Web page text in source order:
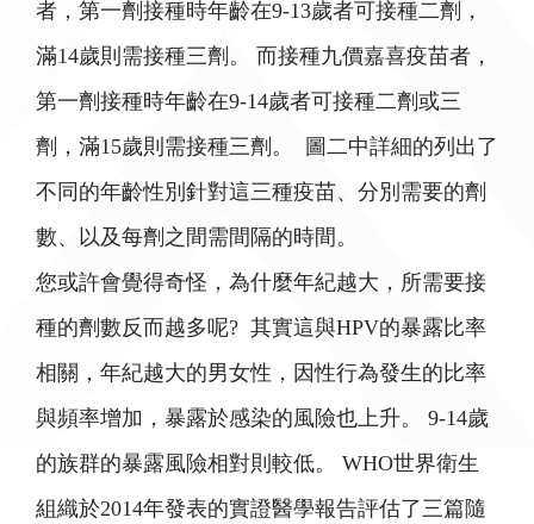
者，第一劑接種時年齡在9-13歲者可接種二劑，
滿14歲則需接種三劑。 而接種九價嘉喜疫苗者，
第一劑接種時年齡在9-14歲者可接種二劑或三
劑，滿15歲則需接種三劑。 圖二中詳細的列出了
不同的年齡性別針對這三種疫苗、分別需要的劑
數、以及每劑之間需間隔的時間。
您或許會覺得奇怪，為什麼年紀越大，所需要接
種的劑數反而越多呢? 其實這與HPV的暴露比率
相關，年紀越大的男女性，因性行為發生的比率
與頻率增加，暴露於感染的風險也上升。 9-14歲
的族群的暴露風險相對則較低。 WHO世界衛生
組織於2014年發表的實證醫學報告評估了三篇隨